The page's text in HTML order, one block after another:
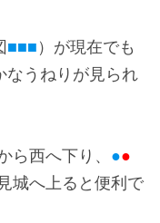
■■■ ）が現在でも
なうねりが見られ
西へ下り、 ●●
城へ上ると便利で